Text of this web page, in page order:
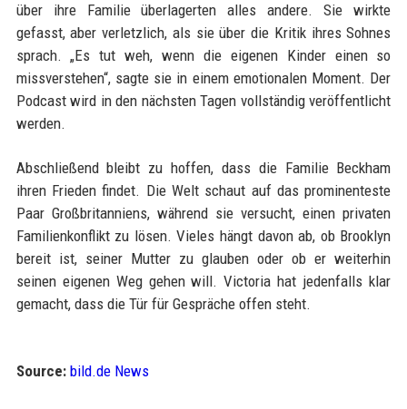
über ihre Familie überlagerten alles andere. Sie wirkte
gefasst, aber verletzlich, als sie über die Kritik ihres Sohnes
sprach. „Es tut weh, wenn die eigenen Kinder einen so
missverstehen“, sagte sie in einem emotionalen Moment. Der
Podcast wird in den nächsten Tagen vollständig veröffentlicht
werden.
Abschließend bleibt zu hoffen, dass die Familie Beckham
ihren Frieden findet. Die Welt schaut auf das prominenteste
Paar Großbritanniens, während sie versucht, einen privaten
Familienkonflikt zu lösen. Vieles hängt davon ab, ob Brooklyn
bereit ist, seiner Mutter zu glauben oder ob er weiterhin
seinen eigenen Weg gehen will. Victoria hat jedenfalls klar
gemacht, dass die Tür für Gespräche offen steht.
Source: bild.de News